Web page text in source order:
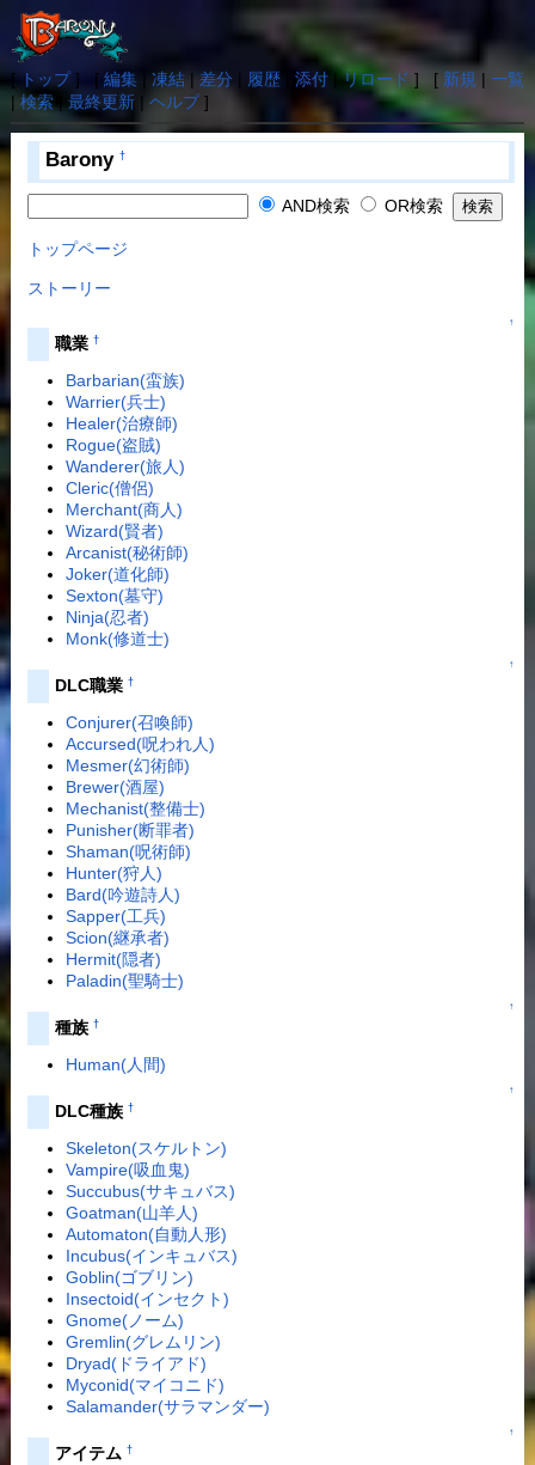
[トップ] [ 編集| 凍結| 差分 | 履歴| 添付|リロード ] [ 新規 | 一覧
| 検索| 最終更新| ヘルプ]
Barony †
AND検索 OR検索
トップページ
ストーリー
↑
職業 †
Barbarian(蛮族)
Warrier(兵士)
Healer(治療師)
Rogue(盗賊)
Wanderer(旅人)
Cleric(僧侶)
Merchant(商人)
Wizard(賢者)
Arcanist(秘術師)
Joker(道化師)
Sexton(墓守)
Ninja(忍者)
Monk(修道士)
↑
DLC職業 †
Conjurer(召喚師)
Accursed(呪われ人)
Mesmer(幻術師)
Brewer(酒屋)
Mechanist(整備士)
Punisher(断罪者)
Shaman(呪術師)
Hunter(狩人)
Bard(吟遊詩人)
Sapper(工兵)
Scion(継承者)
Hermit(隠者)
Paladin(聖騎士)
↑
種族 †
Human(人間)
↑
DLC種族 †
Skeleton(スケルトン)
Vampire(吸血鬼)
Succubus(サキュバス)
Goatman(山羊人)
Automaton(自動人形)
Incubus(インキュバス)
Goblin(ゴブリン)
Insectoid(インセクト)
Gnome(ノーム)
Gremlin(グレムリン)
Dryad(ドライアド)
Myconid(マイコニド)
Salamander(サラマンダー)
↑
アイテム †